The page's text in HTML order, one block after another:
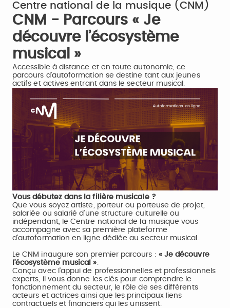
Centre national de la musique (CNM)
CNM - Parcours « Je
découvre l’écosystème
musical »
Accessible à distance et en toute autonomie, ce
parcours d’autoformation se destine tant aux jeunes
actifs et actives entrant dans le secteur musical.
Vous débutez dans la filière musicale ?
Que vous soyez artiste, porteur ou porteuse de projet,
salariée ou salarié d’une structure culturelle ou
indépendant, le Centre national de la musique vous
accompagne avec sa première plateforme
d’autoformation en ligne dédiée au secteur musical.
Le CNM inaugure son premier parcours : « Je découvre
l’écosystème musical ».
Conçu avec l’appui de professionnelles et professionnels
experts, il vous donne les clés pour comprendre le
fonctionnement du secteur, le rôle de ses différents
acteurs et actrices ainsi que les principaux liens
contractuels et financiers qui les unissent.